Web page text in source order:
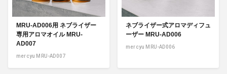
MRU-AD006用 ネブライザー
専用アロマオイル MRU-
AD007
mercyu MRU-AD007
ネブライザー式アロマディフュ
ーザー MRU-AD006
mercyu MRU-AD006